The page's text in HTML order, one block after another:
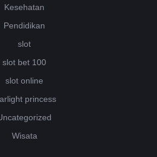
Kesehatan
Pendidikan
slot
slot bet 100
slot online
princess
Wisata